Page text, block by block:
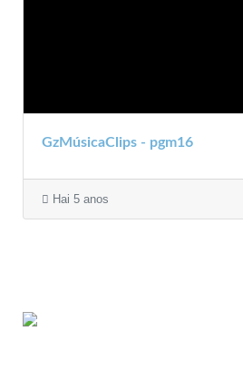
GzMúsicaClips - pgm16
Hai 5 anos